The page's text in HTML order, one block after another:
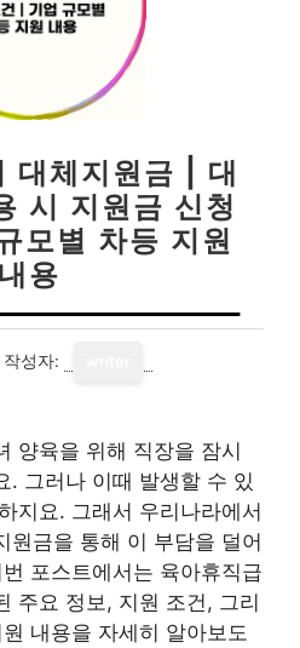
대체지원금 | 대
시 지원금 신청
모별 차등 지원
내용
작성자:
양육을 위해 직장을 잠시
. 그러나 이때 발생할 수 있
지요. 그래서 우리나라에서
원금을 통해 이 부담을 덜어
포스트에서는 육아휴직급
주요 정보, 지원 조건, 그리
내용을 자세히 알아보도